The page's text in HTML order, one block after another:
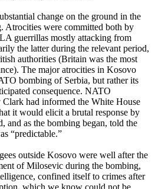
change on the ground in the
Atrocities were committed both by
guerrillas mostly attacking from
the latter during the relevant period,
authorities (Britain was the most
The major atrocities in Kosovo
bombing of Serbia, but rather its
consequence. NATO
Clark had informed the White House
it would elicit a brutal response by
and as the bombing began, told the
“predictable.”
outside Kosovo were well after the
of Milosevic during the bombing,
confined itself to crimes after
which we know could not be